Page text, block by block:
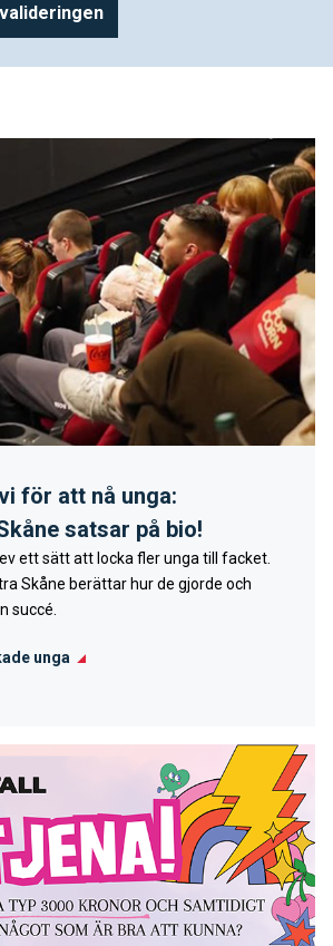
för att nå unga:
satsar på bio!
ett sätt att locka fler unga till facket.
Skåne berättar hur de gjorde och
succé.
unga